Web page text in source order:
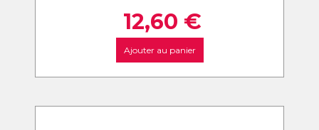
12,60 €
Ajouter au panier